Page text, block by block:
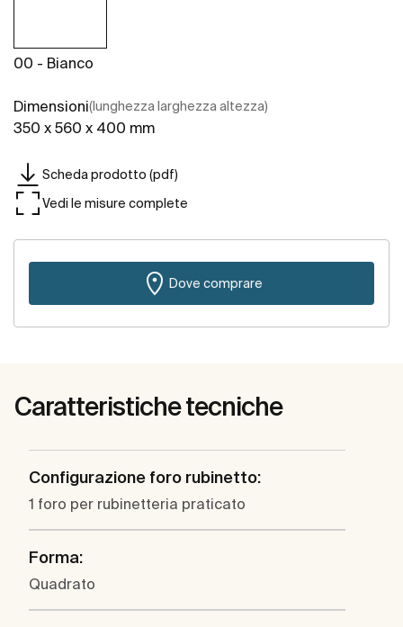
00 - Bianco
Dimensioni(lunghezza larghezza altezza)
350 x 560 x 400 mm
Scheda prodotto (pdf)
Vedi le misure complete
Dove comprare
Caratteristiche tecniche
Configurazione foro rubinetto:
1 foro per rubinetteria praticato
Forma:
Quadrato